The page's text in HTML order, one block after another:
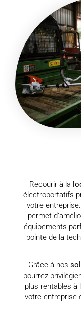
Recourir à la
électroportatifs
votre
permet
équipements
pointe de la
Grâce à nos
pourrez
plus rentables à
votre entreprise